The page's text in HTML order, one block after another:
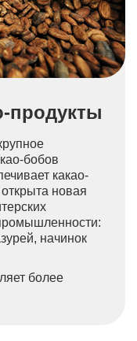
продукты
бобов
какао-
новая
начинок
более